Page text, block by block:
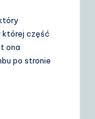
której część
ona
po stronie